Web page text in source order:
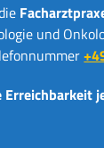
und
Erreichbarkeit